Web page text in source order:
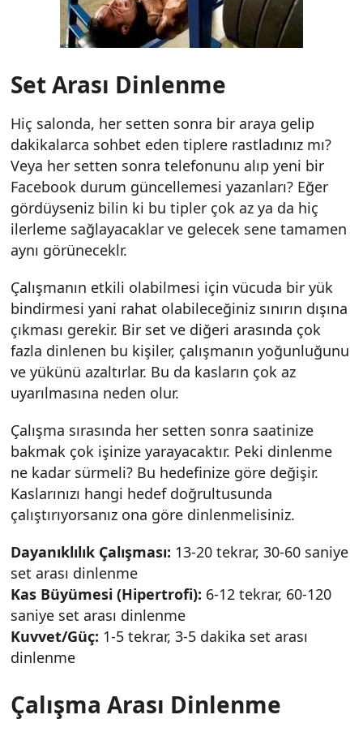
Set Arası Dinlenme
Hiç salonda, her setten sonra bir araya gelip
dakikalarca sohbet eden tiplere rastladınız mı?
Veya her setten sonra telefonunu alıp yeni bir
Facebook durum güncellemesi yazanları? Eğer
gördüyseniz bilin ki bu tipler çok az ya da hiç
ilerleme sağlayacaklar ve gelecek sene tamamen
aynı görüneceklr.
Çalışmanın etkili olabilmesi için vücuda bir yük
bindirmesi yani rahat olabileceğiniz sınırın dışına
çıkması gerekir. Bir set ve diğeri arasında çok
fazla dinlenen bu kişiler, çalışmanın yoğunluğunu
ve yükünü azaltırlar. Bu da kasların çok az
uyarılmasına neden olur.
Çalışma sırasında her setten sonra saatinize
bakmak çok işinize yarayacaktır. Peki dinlenme
ne kadar sürmeli? Bu hedefinize göre değişir.
Kaslarınızı hangi hedef doğrultusunda
çalıştırıyorsanız ona göre dinlenmelisiniz.
Dayanıklılık Çalışması: 13-20 tekrar, 30-60 saniye
set arası dinlenme
Kas Büyümesi (Hipertrofi): 6-12 tekrar, 60-120
saniye set arası dinlenme
Kuvvet/Güç: 1-5 tekrar, 3-5 dakika set arası
dinlenme
Çalışma Arası Dinlenme